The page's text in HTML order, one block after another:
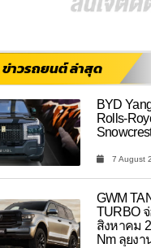
ข่าวรถยนต์ ล่าสุด
BYD
Rolls-
7 August
GWM
TURBO
สิงหาคม
Nm ลุยงา